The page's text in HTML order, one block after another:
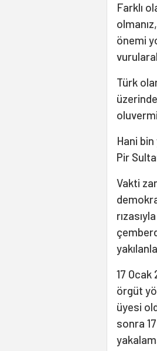
Farklı
önemi
Türk
Hani
Pir
Vakti
17 Ocak
örgüt
üyesi
sonra